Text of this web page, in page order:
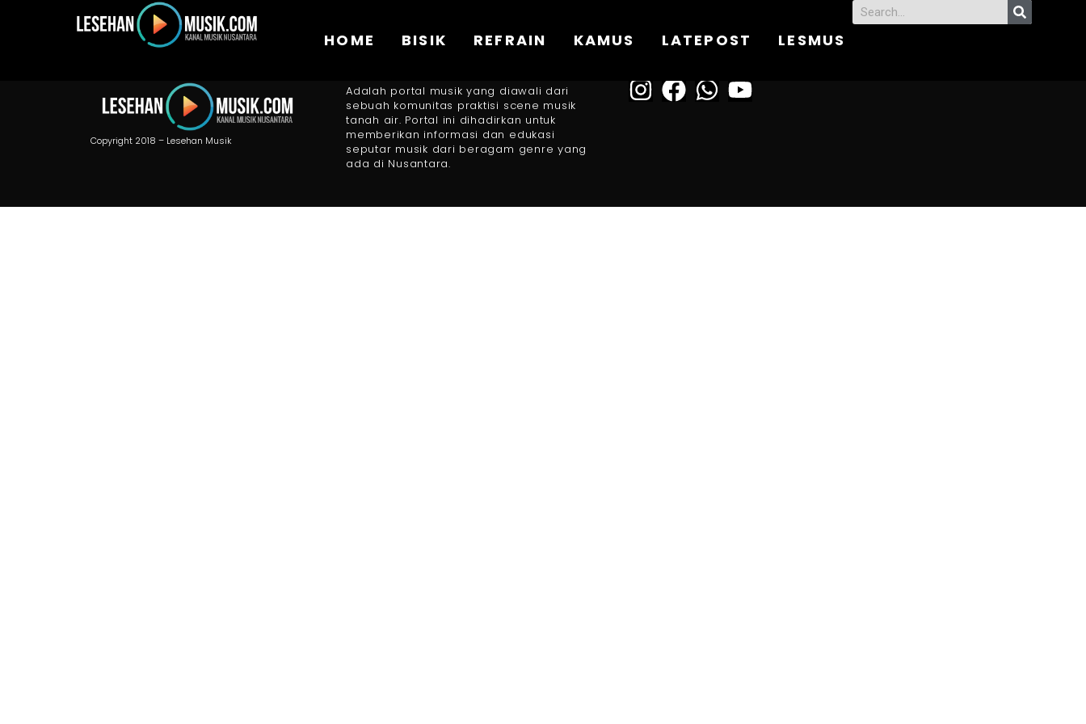
HOME BISIK REFRAIN KAMUS LATEPOST LESMUS
Copyright 2018 – Lesehan Musik
Adalah portal musik yang diawali dari
sebuah komunitas praktisi scene musik
tanah air. Portal ini dihadirkan untuk
memberikan informasi dan edukasi
seputar musik dari beragam genre yang
ada di Nusantara.